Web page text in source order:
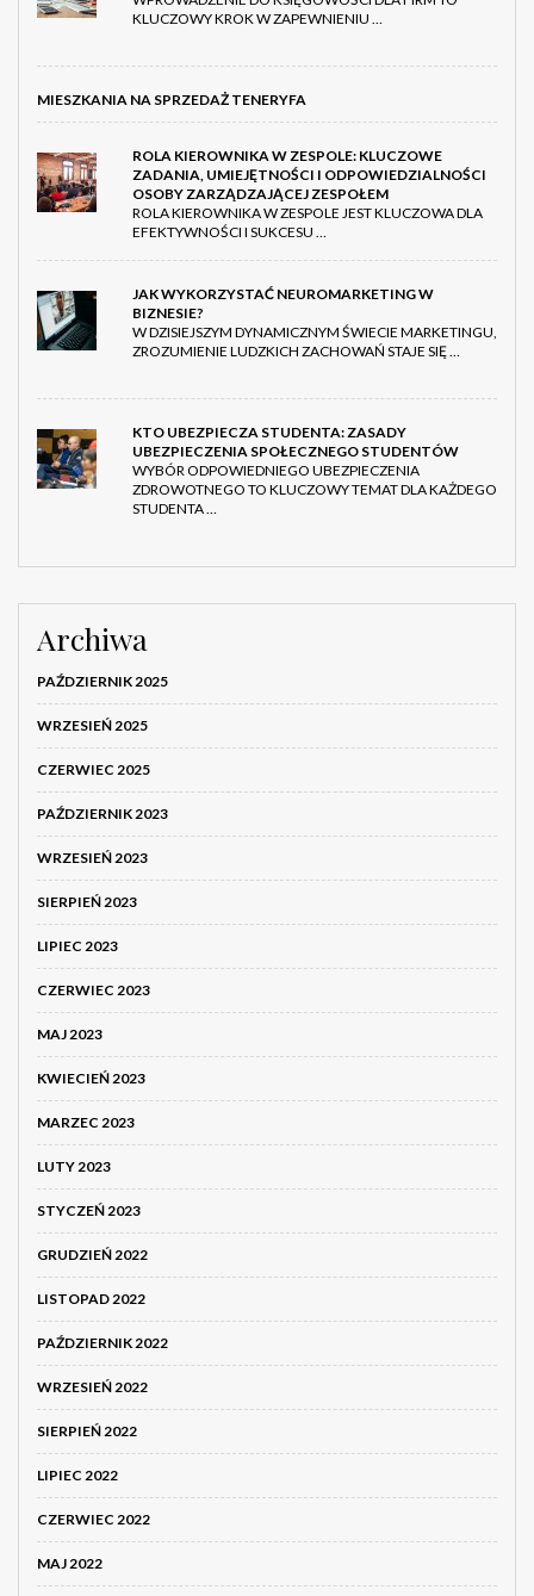
KLUCZOWY KROK W ZAPEWNIENIU …
MIESZKANIA NA SPRZEDAŻ TENERYFA
ROLA KIEROWNIKA W ZESPOLE: KLUCZOWE
ZADANIA, UMIEJĘTNOŚCI I ODPOWIEDZIALNOŚCI
OSOBY ZARZĄDZAJĄCEJ ZESPOŁEM
ROLA KIEROWNIKA W ZESPOLE JEST KLUCZOWA DLA
EFEKTYWNOŚCI I SUKCESU …
JAK WYKORZYSTAĆ NEUROMARKETING W
BIZNESIE?
W DZISIEJSZYM DYNAMICZNYM ŚWIECIE MARKETINGU,
ZROZUMIENIE LUDZKICH ZACHOWAŃ STAJE SIĘ …
KTO UBEZPIECZA STUDENTA: ZASADY
UBEZPIECZENIA SPOŁECZNEGO STUDENTÓW
WYBÓR ODPOWIEDNIEGO UBEZPIECZENIA
ZDROWOTNEGO TO KLUCZOWY TEMAT DLA KAŻDEGO
STUDENTA …
Archiwa
PAŹDZIERNIK 2025
WRZESIEŃ 2025
CZERWIEC 2025
PAŹDZIERNIK 2023
WRZESIEŃ 2023
SIERPIEŃ 2023
LIPIEC 2023
CZERWIEC 2023
MAJ 2023
KWIECIEŃ 2023
MARZEC 2023
LUTY 2023
STYCZEŃ 2023
GRUDZIEŃ 2022
LISTOPAD 2022
PAŹDZIERNIK 2022
WRZESIEŃ 2022
SIERPIEŃ 2022
LIPIEC 2022
CZERWIEC 2022
MAJ 2022